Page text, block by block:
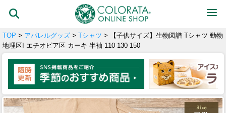
TOP > アパレルグッズ > Tシャツ > 【子供サイズ】生物図譜 Tシャツ 動物
地理区I エチオピア区 カーキ 半袖 110 130 150